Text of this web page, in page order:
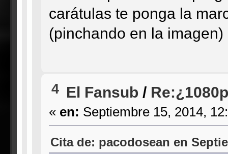
carátulas te ponga la
(pinchando en la
4 El Fansub /
« en: Septiembre 15, 2014,
Cita de: pacodosean en